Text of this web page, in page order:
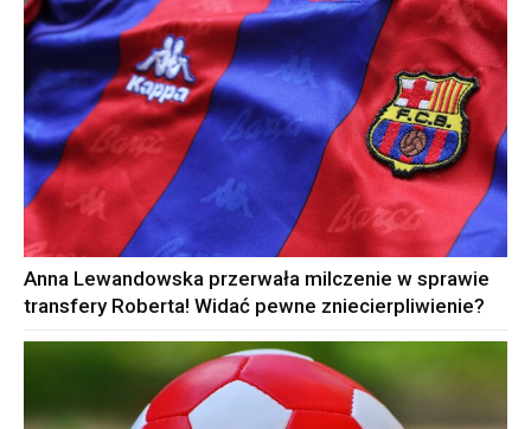
Anna Lewandowska przerwała milczenie w sprawie
transfery Roberta! Widać pewne zniecierpliwienie?